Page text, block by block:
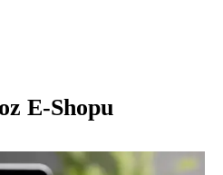
E-Shopu